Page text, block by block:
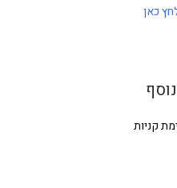
כאן
קניות